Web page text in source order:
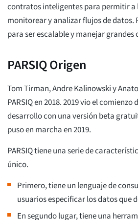
contratos inteligentes para permitir a
monitorear y analizar flujos de datos.
para ser escalable y manejar grandes
PARSIQ Origen
Tom Tirman, Andre Kalinowski y
PARSIQ en 2018. 2019 vio el
desarrollo con una versión beta
puso en marcha en 2019.
PARSIQ tiene una serie de
único.
Primero, tiene un lenguaje de
usuarios especificar los datos que
En segundo lugar, tiene una